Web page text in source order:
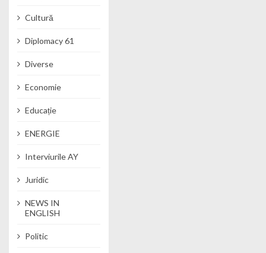
Cultură
Diplomacy 61
Diverse
Economie
Educație
ENERGIE
Interviurile AY
Juridic
NEWS IN
ENGLISH
Politic